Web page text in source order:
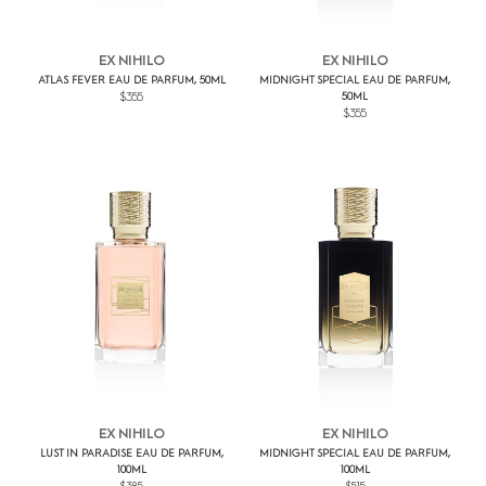
EX NIHILO
ATLAS FEVER EAU DE PARFUM, 50ML
$355
EX NIHILO
MIDNIGHT SPECIAL EAU DE PARFUM,
50ML
$355
EX NIHILO
LUST IN PARADISE EAU DE PARFUM,
100ML
EX NIHILO
MIDNIGHT SPECIAL EAU DE PARFUM,
100ML